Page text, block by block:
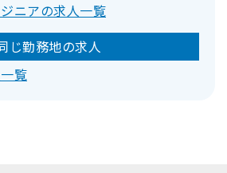
ニアの求人一覧
じ勤務地の求人
覧